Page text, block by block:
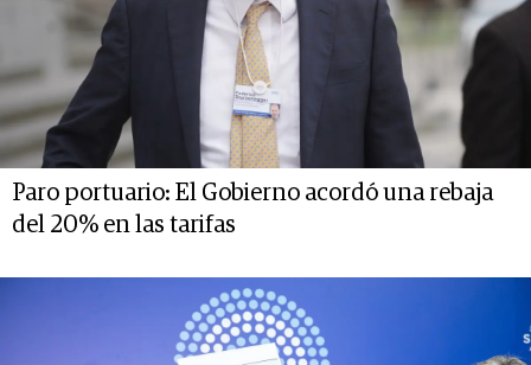
Paro portuario: El Gobierno acordó una rebaja
del 20% en las tarifas